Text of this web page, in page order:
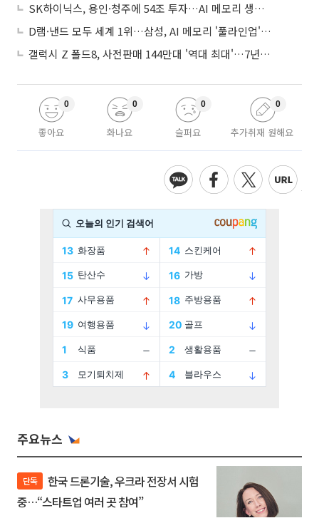
SK하이닉스, 용인·청주에 54조 투자…AI 메모리 생산기지 키운다
D램·낸드 모두 세계 1위…삼성, AI 메모리 '풀라인업'으로 승부
갤럭시 Z 폴드8, 사전판매 144만대 '역대 최대'…7년만에 갤노트10 기록 넘어
좋아요
0
화나요
0
슬퍼요
0
추가취재 원해요
0
주요뉴스
단독
중…“스타트업 여러 곳 참여”